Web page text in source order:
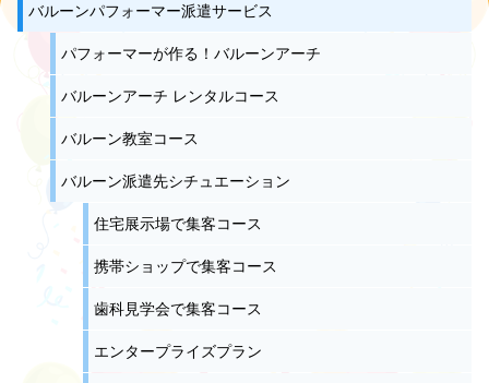
バルーンパフォーマー派遣サービス
パフォーマーが作る！バルーンアーチ
バルーンアーチ レンタルコース
バルーン教室コース
バルーン派遣先シチュエーション
住宅展示場で集客コース
携帯ショップで集客コース
歯科見学会で集客コース
エンタープライズプラン